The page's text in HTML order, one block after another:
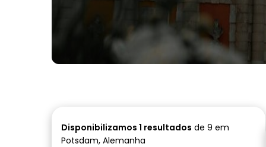
Disponibilizamos 1 resultados de 9 em
Potsdam, Alemanha